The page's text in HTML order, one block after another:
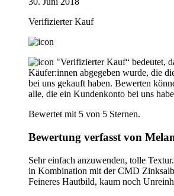
Verifizierter Kauf
"Verifizierter Kauf“ bedeutet,
Käufer:innen abgegeben wurde, die
bei uns gekauft haben. Bewerten
alle, die ein Kundenkonto bei uns
Bewertet mit 5 von 5 Sternen.
Bewertung verfasst von
Sehr einfach anzuwenden, tolle
in Kombination mit der CMD
Feineres Hautbild, kaum noch